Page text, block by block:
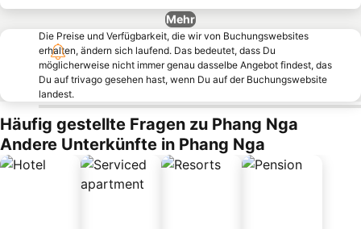
Mehr
Die Preise und Verfügbarkeit, die wir von Buchungswebsites
erhalten, ändern sich laufend. Das bedeutet, dass Du
möglicherweise nicht immer genau dasselbe Angebot findest, das
Du auf trivago gesehen hast, wenn Du auf der Buchungswebsite
landest.
Häufig gestellte Fragen zu Phang Nga
Andere Unterkünfte in Phang Nga